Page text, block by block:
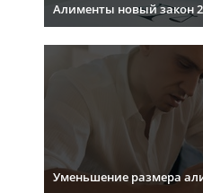
Алименты новый закон
Уменьшение размера